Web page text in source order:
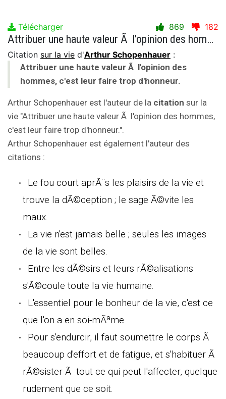
Télécharger 869 182
Attribuer une haute valeur Ã l'opinion des hommes, c'est leur faire trop d'honneur.
Citation sur la vie d'Arthur Schopenhauer :
Attribuer une haute valeur Ã l'opinion des
hommes, c'est leur faire trop d'honneur.
Arthur Schopenhauer est l'auteur de la citation sur la
vie "Attribuer une haute valeur Ã l'opinion des hommes,
c'est leur faire trop d'honneur.".
Arthur Schopenhauer est également l'auteur des
citations :
Le fou court aprÃ¨s les plaisirs de la vie et
trouve la dÃ©ception ; le sage Ã©vite les
maux.
La vie n'est jamais belle ; seules les images
de la vie sont belles.
Entre les dÃ©sirs et leurs rÃ©alisations
s'Ã©coule toute la vie humaine.
L'essentiel pour le bonheur de la vie, c'est ce
que l'on a en soi-mÃªme.
Pour s'endurcir, il faut soumettre le corps Ã
beaucoup d'effort et de fatigue, et s'habituer Ã
rÃ©sister Ã tout ce qui peut l'affecter, quelque
rudement que ce soit.